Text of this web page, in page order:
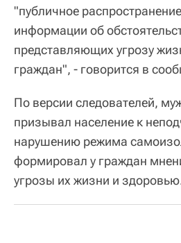
"публичное
информации об
представляющих угрозу
граждан", - говорится в
По версии следователей,
призывал население к
нарушению режима
формировал у граждан
угрозы их жизни и